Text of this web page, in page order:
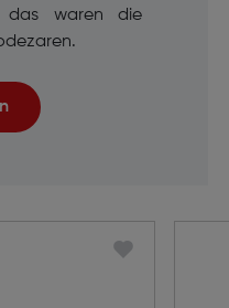
waren die